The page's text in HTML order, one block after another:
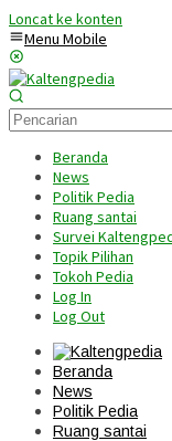
Loncat ke konten
Menu Mobile
Beranda
News
Politik Pedia
Ruang santai
Survei
Topik Pilihan
Tokoh Pedia
Log In
Log Out
Beranda
News
Politik Pedia
Ruang santai